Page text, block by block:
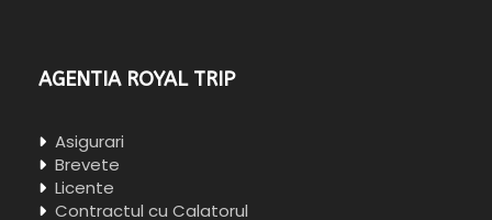
AGENTIA ROYAL TRIP
Asigurari
Brevete
Licente
Contractul cu Calatorul